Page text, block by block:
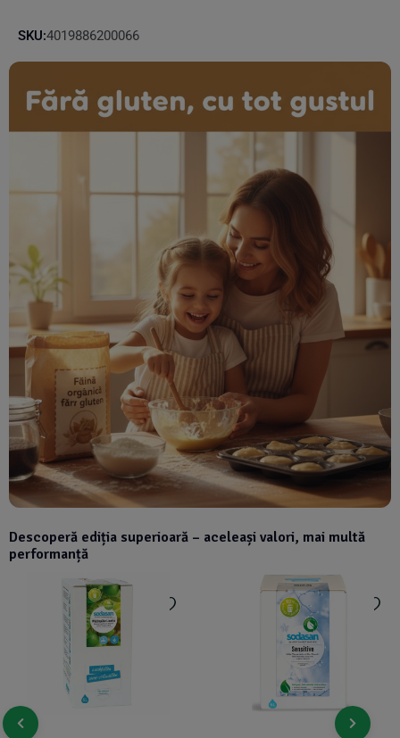
SKU:4019886200066
Descoperă ediția superioară – aceleași valori, mai multă
performanță